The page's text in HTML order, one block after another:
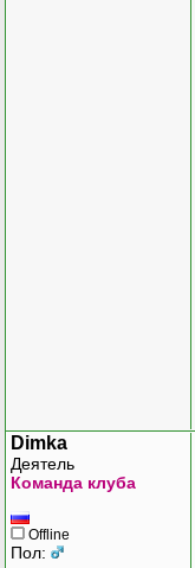
Dimka
Деятель
Команда клуба
Offline
Пол: